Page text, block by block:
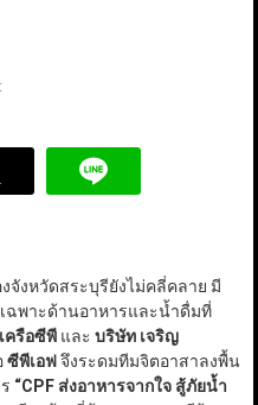
งหวัดสระบุรียังไม่คลี่คลาย มี
ฉพาะด้านอาหารและน้ำดื่มที่
เครือซีพีและ บริษัท เจริญ
ซีพีเอฟจึงระดมทีมจิตอาสาลงพื้น
“CPF ส่งอาหารจากใจ สู้ภัยน้ำ